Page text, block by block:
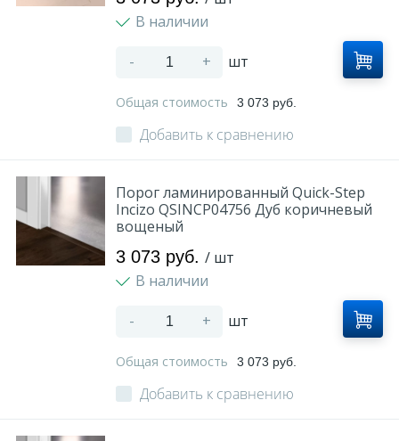
В наличии
- + шт
Общая стоимость 3 073 руб.
Добавить к сравнению
Порог ламинированный Quick-Step
Incizo QSINCP04756 Дуб коричневый
вощеный
3 073 руб. / шт
В наличии
- + шт
Общая стоимость 3 073 руб.
Добавить к сравнению